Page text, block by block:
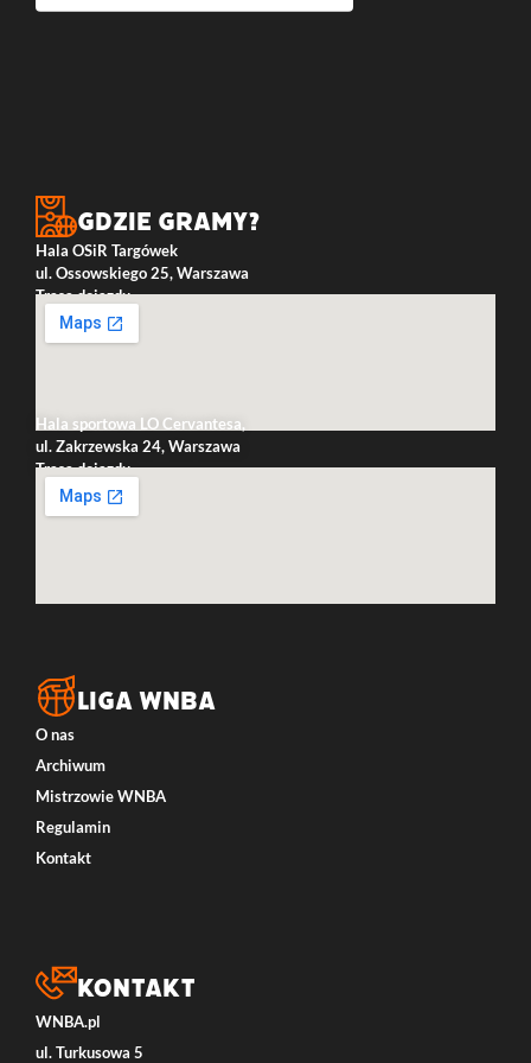
Gdzie gramy?
Hala OSiR Targówek
ul. Ossowskiego 25, Warszawa
Trasa dojazdu
Hala sportowa LO Cervantesa,
ul. Zakrzewska 24, Warszawa
Trasa dojazdu
LIGA WNBA
O nas
Archiwum
Mistrzowie WNBA
Regulamin
Kontakt
Kontakt
WNBA.pl
ul. Turkusowa 5